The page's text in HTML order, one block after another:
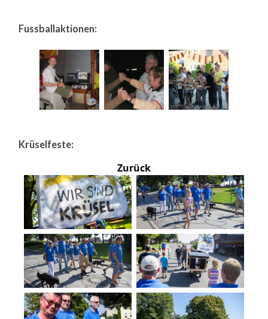
Fussballaktionen:
Krüselfeste:
Zurück